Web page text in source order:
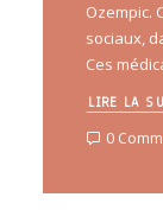
Ozempic.
sociaux,
Ces
LIRE LA
0